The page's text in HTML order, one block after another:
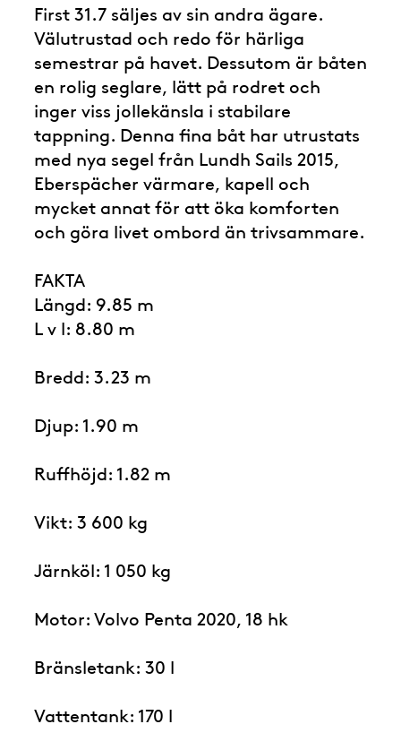
First 31.7 säljes av sin andra ägare.
Välutrustad och redo för härliga
semestrar på havet. Dessutom är båten
en rolig seglare, lätt på rodret och
inger viss jollekänsla i stabilare
tappning. Denna fina båt har utrustats
med nya segel från Lundh Sails 2015,
Eberspächer värmare, kapell och
mycket annat för att öka komforten
och göra livet ombord än trivsammare.
FAKTA
Längd: 9.85 m
L v l: 8.80 m
Bredd: 3.23 m
Djup: 1.90 m
Ruffhöjd: 1.82 m
Vikt: 3 600 kg
Järnköl: 1 050 kg
Motor: Volvo Penta 2020, 18 hk
Bränsletank: 30 l
Vattentank: 170 l